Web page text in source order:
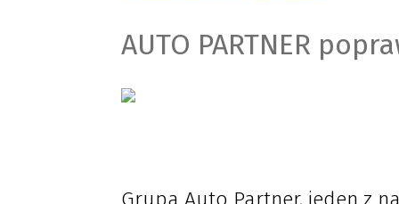
AUTO PARTNER
Grupa Auto Partner, jeden z